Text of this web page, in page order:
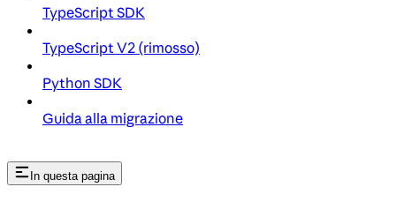
TypeScript SDK
TypeScript V2 (rimosso)
Python SDK
Guida alla migrazione
In questa pagina